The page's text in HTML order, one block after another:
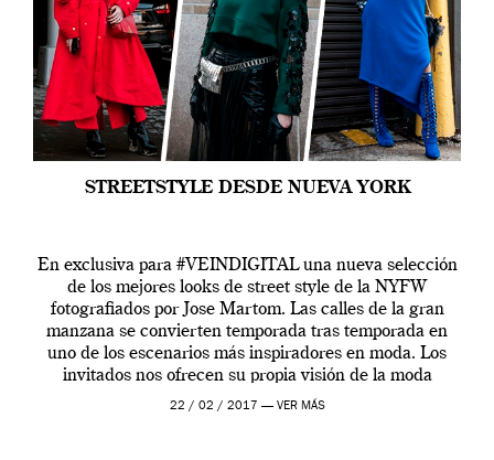
STREETSTYLE DESDE NUEVA YORK
En exclusiva para #VEINDIGITAL una nueva selección
de los mejores looks de street style de la NYFW
fotografiados por Jose Martom. Las calles de la gran
manzana se convierten temporada tras temporada en
uno de los escenarios más inspiradores en moda. Los
invitados nos ofrecen su propia visión de la moda
apostando por los estampados, los […]
22 / 02 / 2017 — VER MÁS